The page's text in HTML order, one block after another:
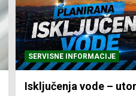
SERVISNE INFORMACIJE
Isključenja vode –